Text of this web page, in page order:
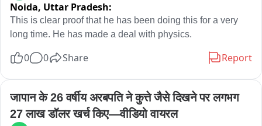
Noida, Uttar Pradesh:
This is clear proof that he has been doing this for a very
long time. He has made a deal with physics.
0 0 Share Report
जापान के 26 वर्षीय अरबपति ने कुत्ते जैसे दिखने पर लगभग
27 लाख डॉलर खर्च किए—वीडियो वायरल